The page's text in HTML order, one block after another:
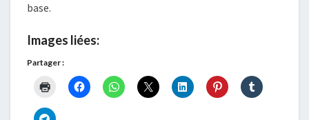
base.
Images liées:
Partager :